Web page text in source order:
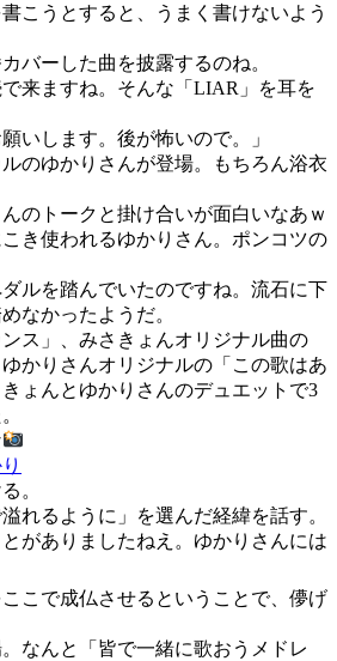
こうとすると、うまく書けないよう
バーした曲を披露するのね。
来ますね。そんな「LIAR」を耳を
いします。後が怖いので。」
のゆかりさんが登場。もちろん浴衣
のトークと掛け合いが面白いなあｗ
き使われるゆかりさん。ポンコツの
ルを踏んでいたのですね。流石に下
なかったようだ。
ス」、みさきょんオリジナル曲の
ゆかりさんオリジナルの「この歌はあ
ょんとゆかりさんのデュエットで3
。
れるように」を選んだ経緯を話す。
がありましたねえ。ゆかりさんには
こで成仏させるということで、儚げ
なんと「皆で一緒に歌おうメドレ